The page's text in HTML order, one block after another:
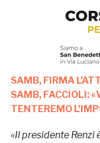
SAMB, FIRMA
SAMB, FACCIOLI:
TENTEREMO
«Il presidente Renzi